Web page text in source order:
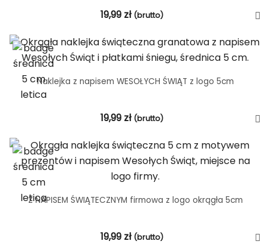
19,99 zł (brutto)
Naklejka z napisem WESOŁYCH ŚWIĄT z logo 5cm
19,99 zł (brutto)
Z NAPISEM ŚWIĄTECZNYM firmowa z logo okrągła 5cm
19,99 zł (brutto)